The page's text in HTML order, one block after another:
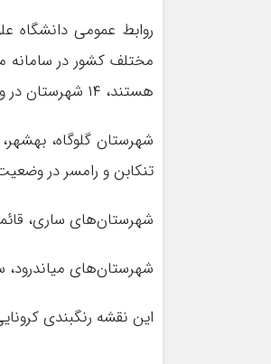
روابط عمومی دانشگاه
هستند، ۱۴ شهرستان در وضعیت قرمز و ۵ شهرستان در وضعیت نارنجی کرونایی قرار دارند.
شهرستان گلوگاه،
تنکابن و رامسر در وضعیت
شهرستان‌های ساری،
شهرستان‌های میاندرود،
این نقشه رنگبندی